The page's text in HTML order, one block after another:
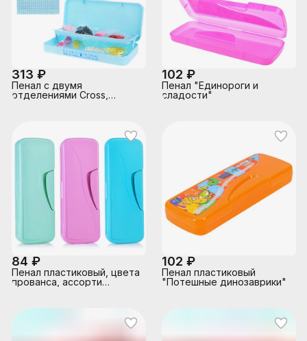
313 ₽
Пенал с двумя
отделениями Cross,
дизайнов, ОПП-упаковка
102 ₽
Пенал "Единороги и
сладости"
84 ₽
Пенал пластиковый, цвета
прованса, ассорти
102 ₽
Пенал пластиковый
"Потешные динозаврики"